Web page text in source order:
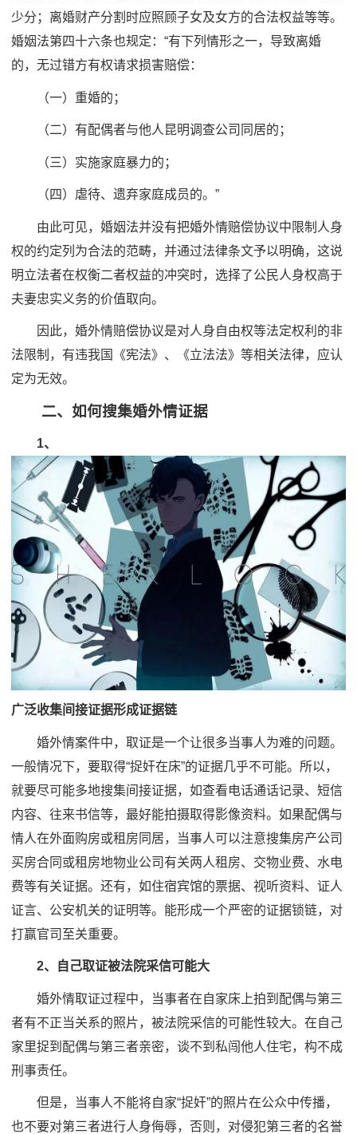
少分；离婚财产分割时应照顾子女及女方的合法权益等等。
婚姻法第四十六条也规定：“有下列情形之一，导致离婚
的，无过错方有权请求损害赔偿：
（一）重婚的；
（二）有配偶者与他人昆明调查公司同居的；
（三）实施家庭暴力的；
（四）虐待、遗弃家庭成员的。”
由此可见，婚姻法并没有把婚外情赔偿协议中限制人身
权的约定列为合法的范畴，并通过法律条文予以明确，这说
明立法者在权衡二者权益的冲突时，选择了公民人身权高于
夫妻忠实义务的价值取向。
因此，婚外情赔偿协议是对人身自由权等法定权利的非
法限制，有违我国《宪法》、《立法法》等相关法律，应认
定为无效。
二、如何搜集婚外情证据
1、
广泛收集间接证据形成证据链
婚外情案件中，取证是一个让很多当事人为难的问题。
一般情况下，要取得“捉奸在床”的证据几乎不可能。所以，
就要尽可能多地搜集间接证据，如查看电话通话记录、短信
内容、往来书信等，最好能拍摄取得影像资料。如果配偶与
情人在外面购房或租房同居，当事人可以注意搜集房产公司
买房合同或租房地物业公司有关两人租房、交物业费、水电
费等有关证据。还有，如住宿宾馆的票据、视听资料、证人
证言、公安机关的证明等。能形成一个严密的证据锁链，对
打赢官司至关重要。
2、自己取证被法院采信可能大
婚外情取证过程中，当事者在自家床上拍到配偶与第三
者有不正当关系的照片，被法院采信的可能性较大。在自己
家里捉到配偶与第三者亲密，谈不到私闯他人住宅，构不成
刑事责任。
但是，当事人不能将自家“捉奸”的照片在公众中传播，
也不要对第三者进行人身侮辱，否则，对侵犯第三者的名誉